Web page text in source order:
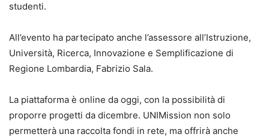
studenti.
All’evento ha partecipato anche l’assessore all’Istruzione,
Università, Ricerca, Innovazione e Semplificazione di
Regione Lombardia, Fabrizio Sala.
La piattaforma è online da oggi, con la possibilità di
proporre progetti da dicembre. UNIMission non solo
permetterà una raccolta fondi in rete, ma offrirà anche